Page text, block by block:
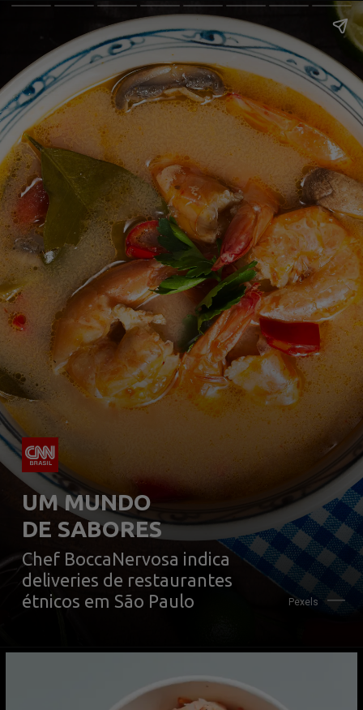
Pexels
UM MUNDO
DE SABORES
Chef BoccaNervosa indica
deliveries de restaurantes
étnicos em São Paulo